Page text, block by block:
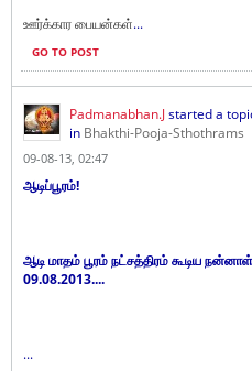
ஊர்க்கார பையன்கள்...
GO TO POST
Padmanabhan.Jstarted a
in Bhakthi-Pooja-Sthothrams
09-08-13, 02:47
ஆடிப்பூரம்!
ஆடி மாதம் பூரம் நட்சத்திரம் கூடிய
09.08.2013....
...